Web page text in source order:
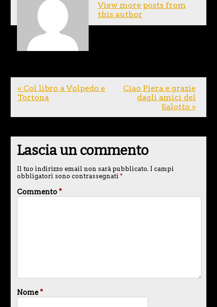
View more posts from
this author
« Col libro a Volpedo e
Tortona
Ciao Piera e grazie
dagli amici del
Salotto »
Lascia un commento
Il tuo indirizzo email non sarà pubblicato. I campi
obbligatori sono contrassegnati *
Commento*
Nome*